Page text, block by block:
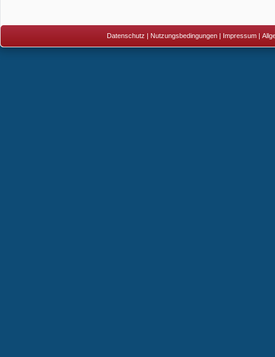
Datenschutz | Nutzungsbedingungen | Impressum |